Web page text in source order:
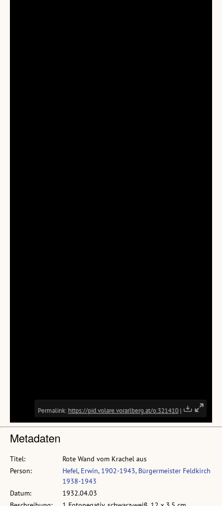
Metadaten
Titel:
Rote Wand vom Krachel aus
Person:
Hefel, Erwin, 1902-1943, Bürgermeister Feldkirch
1938-1943
Datum:
1932.04.03